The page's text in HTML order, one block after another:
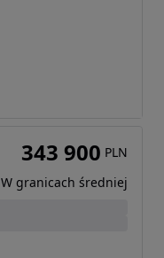
343 900 PLN
W granicach średniej